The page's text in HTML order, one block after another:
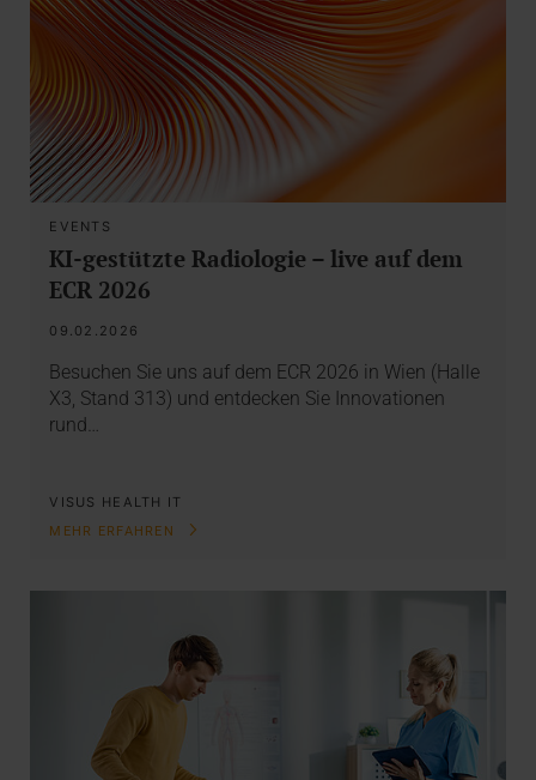
EVENTS
KI-gestützte Radiologie – live auf dem
ECR 2026
09.02.2026
Besuchen Sie uns auf dem ECR 2026 in Wien (Halle
X3, Stand 313) und entdecken Sie Innovationen
rund…
VISUS HEALTH IT
MEHR ERFAHREN